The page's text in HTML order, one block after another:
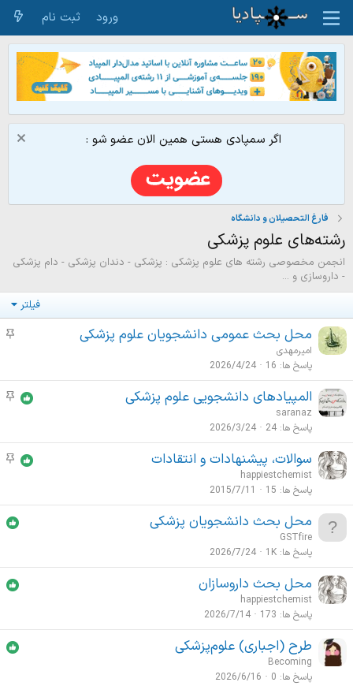
ورود ثبت نام
اگر سمپادی هستی همین الان عضو شو :
فارغ التحصیلان و دانشگاه
رشته‌های علوم پزشکی
انجمن مخصوصی رشته های علوم پزشکی : پزشکی - دندان پزشکی - دام پزشکی
- داروسازی و ...
فیلتر
م
و
ع
م
ه
محل بحث عمومی دانشجویان علوم پزشکی
امیرمهدی
پاسخ ها 16
2026/4/24
م
و
ع
ه
المپیادهای دانشجویی علوم پزشکی
saranaz
پاسخ ها 24
2026/3/24
م
و
ع
ه
سوالات، پیشنهادات و انتقادات
happiestchemist
پاسخ ها 15
2015/7/11
محل بحث دانشجویان پزشکی
GSTfire
پاسخ ها 1K
2026/7/24
محل بحث داروسازان
happiestchemist
پاسخ ها 173
2026/7/14
طرح (اجباری) علوم‌پزشکی
Becoming
پاسخ ها 0
2026/6/16